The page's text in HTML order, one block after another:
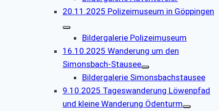
20.11.2025 Polizeimuseum in Göppingen
Bildergalerie Polizeimuseum
16.10.2025 Wanderung um den
Simonsbach-Stausee
Bildergalerie Simonsbachstausee
9.10.2025 Tageswanderung Löwenpfad
und kleine Wanderung Ödenturm